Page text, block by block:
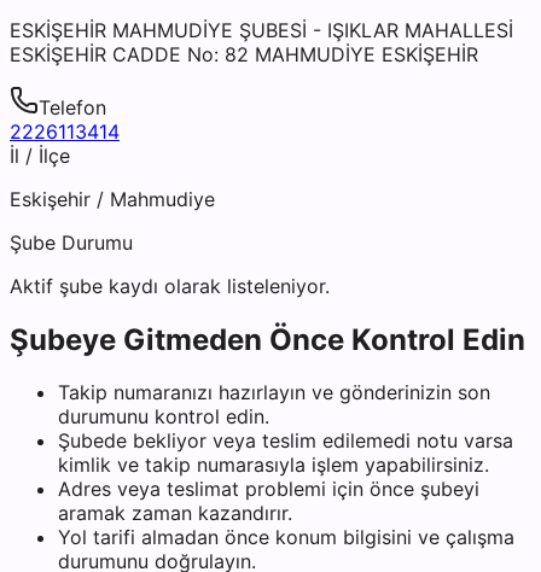
ESKİŞEHİR MAHMUDİYE ŞUBESİ - IŞIKLAR MAHALLESİ
ESKİŞEHİR CADDE No: 82 MAHMUDİYE ESKİŞEHİR
Telefon
2226113414
İl / İlçe
Eskişehir / Mahmudiye
Şube Durumu
Aktif şube kaydı olarak listeleniyor.
Şubeye Gitmeden Önce Kontrol Edin
Takip numaranızı hazırlayın ve gönderinizin son
durumunu kontrol edin.
Şubede bekliyor veya teslim edilemedi notu varsa
kimlik ve takip numarasıyla işlem yapabilirsiniz.
Adres veya teslimat problemi için önce şubeyi
aramak zaman kazandırır.
Yol tarifi almadan önce konum bilgisini ve çalışma
durumunu doğrulayın.